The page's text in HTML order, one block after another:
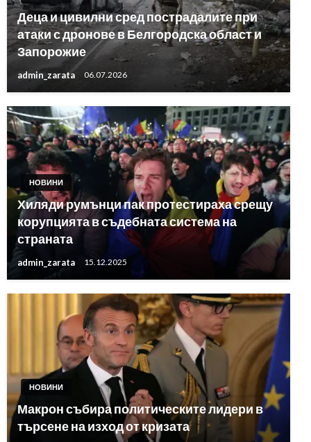
Деца и цивилни сред пострадалите при
атаки с дронове в Белгородска област и
Запорожие
admin_zarata 06.07.2026
НОВИНИ
Хиляди румънци пак протестираха срещу
корупцията в съдебната система на
страната
admin_zarata 15.12.2025
НОВИНИ
Макрон събира политическите лидери в
търсене на изход от кризата